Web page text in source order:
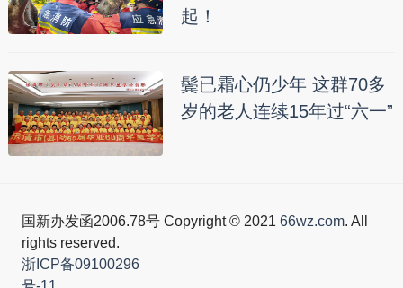
起！
鬓已霜心仍少年 这群70多
岁的老人连续15年过“六一”
国新办发函2006.78号 Copyright © 2021 66wz.com. All
rights reserved.
浙ICP备09100296